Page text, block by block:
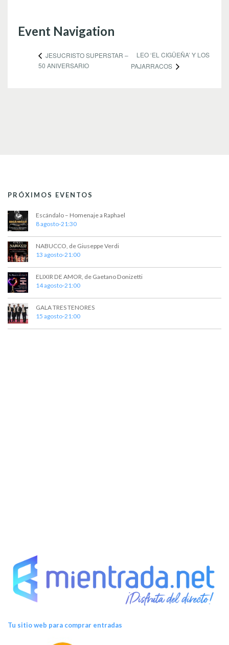
Event Navigation
JESUCRISTO SUPERSTAR –
50 ANIVERSARIO
LEO ‘EL CIGÜEÑA’ Y LOS
PAJARRACOS
PRÓXIMOS EVENTOS
Escándalo – Homenaje a Raphael
8 agosto-21:30
NABUCCO, de Giuseppe Verdi
13 agosto-21:00
ELIXIR DE AMOR, de Gaetano Donizetti
14 agosto-21:00
GALA TRES TENORES
15 agosto-21:00
Tu sitio web para comprar entradas